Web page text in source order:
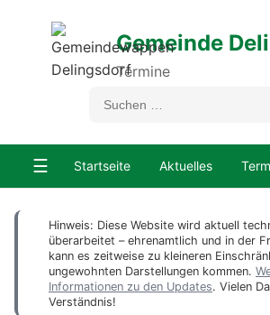
Gemeinde
Termine
☰ Startseite Aktuelles
Hinweis: Diese Website wird aktuell
überarbeitet – ehrenamtlich und in der
kann es zeitweise zu kleineren
ungewohnten Darstellungen kommen.
Informationen zu den Updates. Vielen
Verständnis!